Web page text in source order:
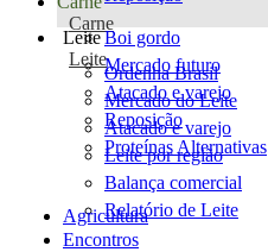
Carne
Boi gordo
Mercado futuro
Atacado e varejo
Reposição
Proteínas Alternativas
Leite
Leite
Ordenha Brasil
Mercado do Leite
Atacado e varejo
Leite por região
Balança comercial
Relatório de Leite
Agricultura
Encontros